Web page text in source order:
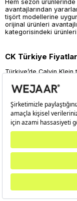
Hem sezon
avantajlarından
tişört modellerine
orijinal ürünleri
kategorisindeki
CK Türkiye
Türkiye’de Calvin
dönemsel
uygun fiyatlarla almak
promosyonlardan
ÜCRETSİZ